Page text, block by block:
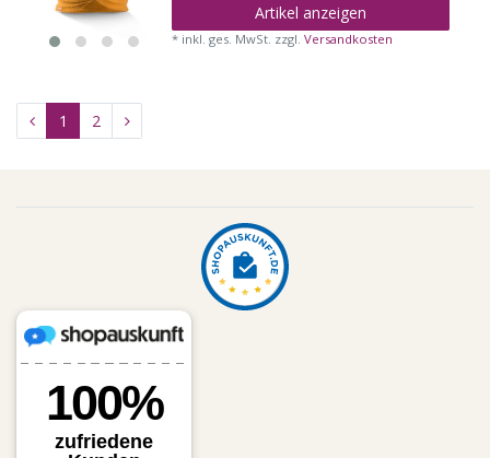
Artikel anzeigen
* inkl. ges. MwSt. zzgl.Versandkosten
1 2